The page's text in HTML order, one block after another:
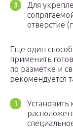
Для
отверстие
Еще один
применить
по разметке и
рекомендуется
Установить